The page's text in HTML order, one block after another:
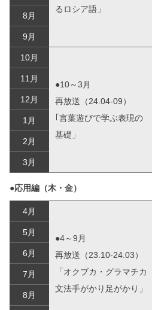
るロシア語」
8月
9月
10月
●10～3月
再放送（24.04-09）
｢言葉遊びで学ぶ表現の
基礎」
11月
12月
1月
2月
3月
●応用編（木・金）
4月
●4～9月
再放送（23.10-24.03）
「オクブカ・グラマチカ
文法手がかり足がかり」
5月
6月
7月
8月